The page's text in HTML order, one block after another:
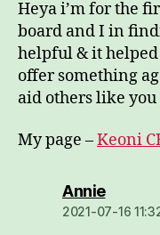
Heya i’m for the
board and I in
helpful & it helped
offer something
aid others like
My page –Keoni
Anniedio:
2021-07-16